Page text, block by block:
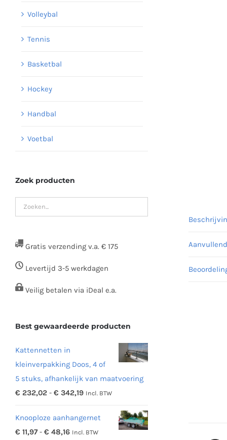
Volleybal
Tennis
Basketbal
Hockey
Handbal
Voetbal
Zoek producten
Gratis verzending v.a. € 175
Levertijd 3-5 werkdagen
Veilig betalen via iDeal e.a.
Best gewaardeerde producten
Kattennetten in
kleinverpakking Doos, 4 of
5 stuks, afhankelijk van maatvoering
€ 232,02 - € 342,19Prijsklasse:
tot
€ 342,19
Incl. BTW
Knooploze aanhangernet
€ 11,97 - € 48,16Prijsklasse:
Incl. BTW